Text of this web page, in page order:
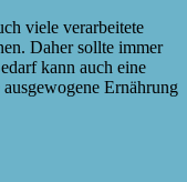
viele verarbeitete
Daher sollte immer
kann auch eine
Ernährung